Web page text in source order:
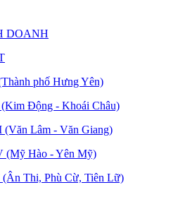
DOANH
phố Hưng Yên)
Động - Khoái Châu)
Lâm - Văn Giang)
Hào - Yên Mỹ)
Thi, Phù Cừ, Tiên Lữ)